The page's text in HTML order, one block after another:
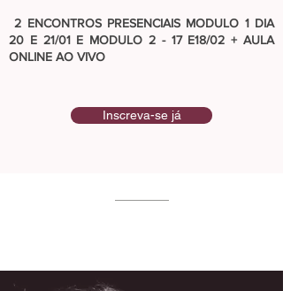
2 ENCONTROS PRESENCIAIS MODULO 1 DIA
20 E 21/01 E MODULO 2 - 17 E18/02 + AULA
ONLINE AO VIVO
Inscreva-se já